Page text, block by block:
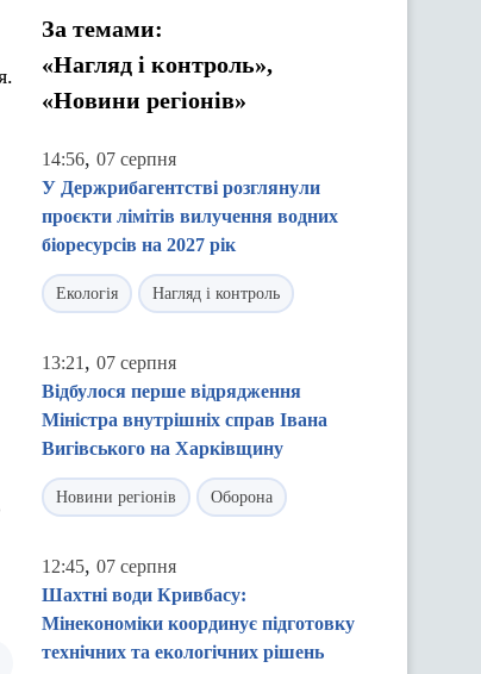
За темами:
«Нагляд і контроль»,
«Новини регіонів»
14:56, 07 серпня
У Держрибагентстві розглянули
проєкти лімітів вилучення водних
біоресурсів на 2027 рік
Екологія Нагляд і контроль
13:21 , 07 серпня
Відбулося перше відрядження
Міністра внутрішніх справ Івана
Вигівського на Харківщину
Новини регіонів Оборона
12:45, 07 серпня
Шахтні води Кривбасу:
Мінекономіки координує підготовку
технічних та екологічних рішень